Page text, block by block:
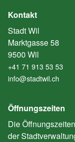
Kontakt
Stadt Wil
Marktgasse 58
9500 Wil
+41 71 913 53 53
info@stadtwil.ch
Öffnungszeiten
Die
der